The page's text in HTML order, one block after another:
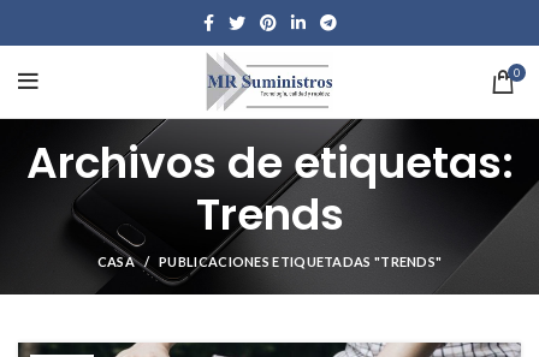
0
Archivos de etiquetas:
Trends
CASA PUBLICACIONES ETIQUETADAS "TRENDS"